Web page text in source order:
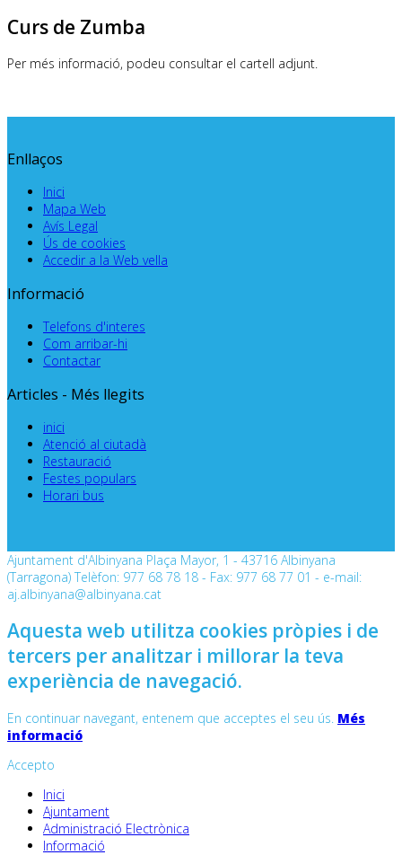
Curs de Zumba
Per més informació, podeu consultar el cartell adjunt.
Enllaços
Inici
Mapa Web
Avís Legal
Ús de cookies
Accedir a la Web vella
Informació
Telefons d'interes
Com arribar-hi
Contactar
Articles - Més llegits
inici
Atenció al ciutadà
Restauració
Festes populars
Horari bus
Ajuntament d'Albinyana Plaça Mayor, 1 - 43716 Albinyana
(Tarragona) Telèfon: 977 68 78 18 - Fax: 977 68 77 01 - e-mail:
aj.albinyana@albinyana.cat
Aquesta web utilitza cookies pròpies i de
tercers per analitzar i millorar la teva
experiència de navegació.
En continuar navegant, entenem que acceptes el seu ús. Més
informació
Accepto
Inici
Ajuntament
Administració Electrònica
Informació